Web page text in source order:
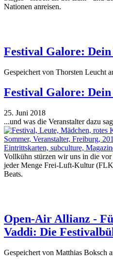
Nationen anreisen.
Festival Galore:
Gespeichert von Thorsten Leucht
Festival Galore:
25. Juni 2018
...und was die Veranstalter dazu
Vollkühn stürzen wir uns in die
jeder Menge Frei-Luft-Kultur
Beats.
Open-Air Allianz -
Vaddi: Die
Gespeichert von Matthias Boksch